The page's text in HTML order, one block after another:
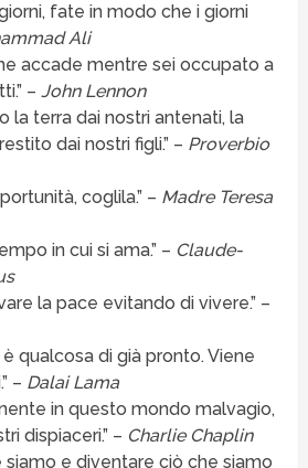
fate in modo che i giorni
Ali
accade mentre sei occupato a
– John Lennon
la terra dai nostri antenati, la
dai nostri figli.” – Proverbio
coglila.” – Madre Teresa
in cui si ama.” – Claude-
la pace evitando di vivere.” –
qualcosa di già pronto. Viene
– Dalai Lama
in questo mondo malvagio,
dispiaceri.” – Charlie Chaplin
siamo e diventare ciò che siamo